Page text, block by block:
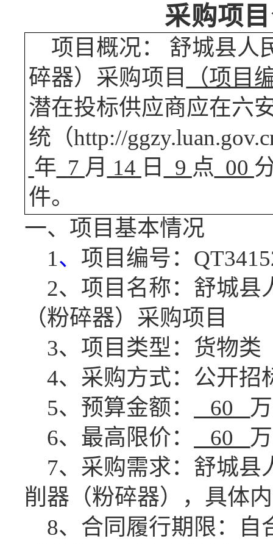
采购项
项目概况：
舒城县人
碎器）采购项目
（项目
潜在投标供应商应在六
统（http://
年 7 月 14 日 9 点 00
件。
一、项目基本情况
1、 项目编号：
2、项目名称：舒城县
（粉碎器）采购项目
3、项目类型：货物类
4、采购方式：公开招
5、预算金额：
60
6、最高限价：
60
7、采购需求：舒城县
削器（粉碎器），具体
8、合同履行期限：
自